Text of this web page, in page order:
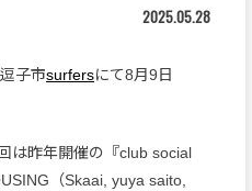
2025.05.28
子市surfersにて8月9日
は昨年開催の『club social
（Skaai, yuya saito,